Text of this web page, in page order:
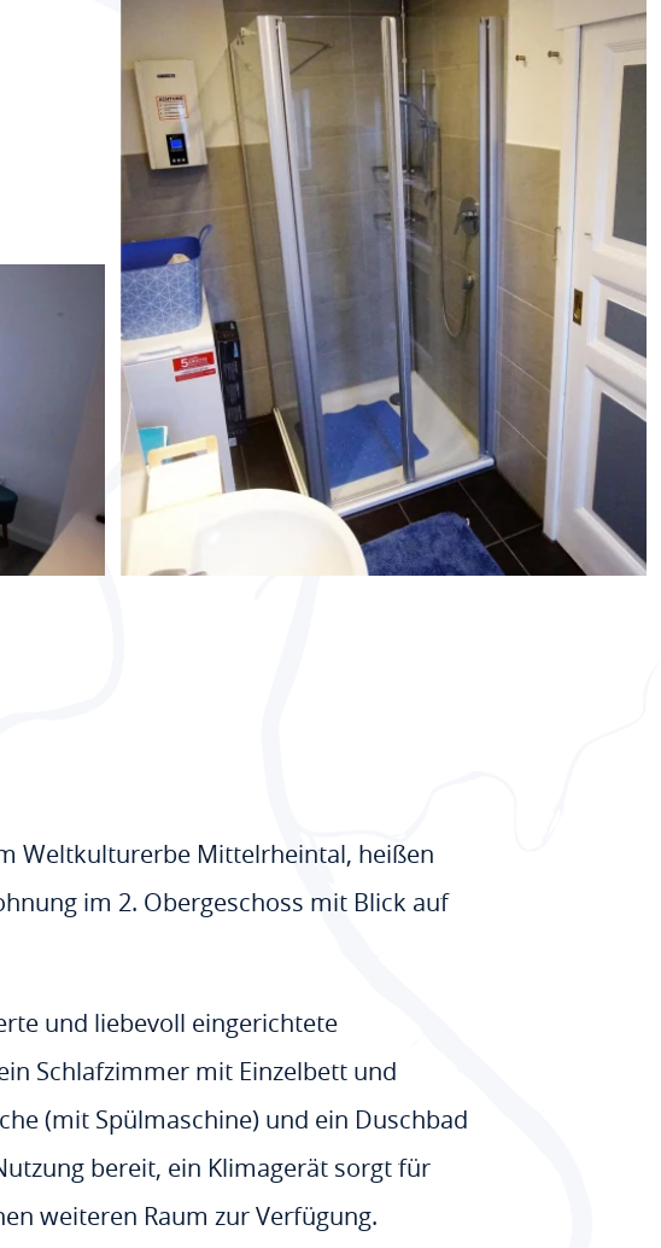
Weltkulturerbe Mittelrheintal, heißen
im 2. Obergeschoss mit Blick auf
und liebevoll eingerichtete
Schlafzimmer mit Einzelbett und
(mit Spülmaschine) und ein Duschbad
bereit, ein Klimagerät sorgt für
weiteren Raum zur Verfügung.